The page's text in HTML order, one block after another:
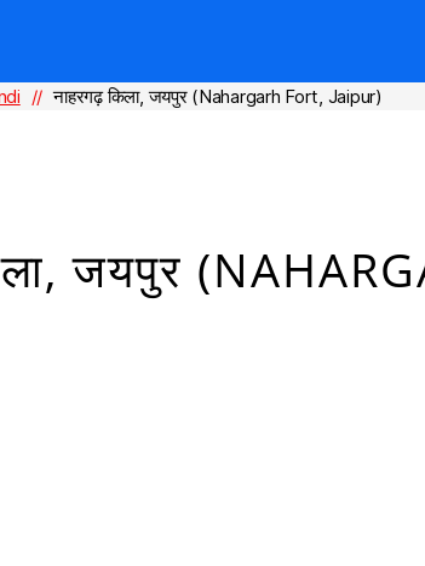
// नाहरगढ़ किला, जयपुर (Nahargarh Fort, Jaipur)
जयपुर